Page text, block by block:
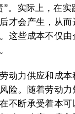
。实际上，在
才会产生，从
这些成本不仅
动力供应和成本
险。随着劳动
不断承受着本